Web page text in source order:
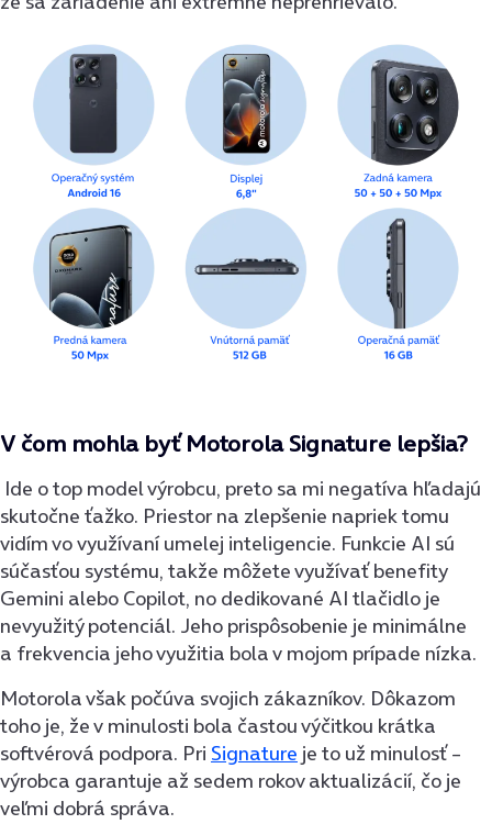
V čom mohla byť Motorola Signature lepšia?
Ide o top model výrobcu, preto sa mi negatíva hľadajú
skutočne ťažko. Priestor na zlepšenie napriek tomu
vidím vo využívaní umelej inteligencie. Funkcie AI sú
súčasťou systému, takže môžete využívať benefity
Gemini alebo Copilot, no dedikované AI tlačidlo je
nevyužitý potenciál. Jeho prispôsobenie je minimálne
a frekvencia jeho využitia bola v mojom prípade nízka.
Motorola však počúva svojich zákazníkov. Dôkazom
toho je, že v minulosti bola častou výčitkou krátka
softvérová podpora. Pri Signature je to už minulosť –
výrobca garantuje až sedem rokov aktualizácií, čo je
veľmi dobrá správa.